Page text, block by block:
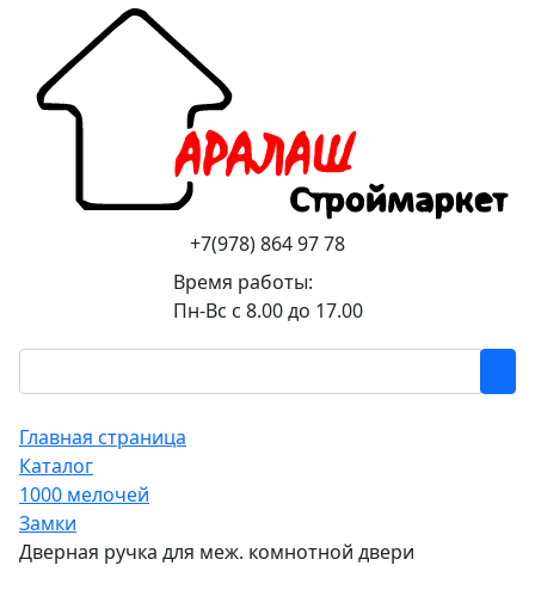
+7(978) 864 97 78
Время работы:
Пн-Вс с 8.00 до 17.00
Главная страница
Каталог
1000 мелочей
Замки
Дверная ручка для меж. комнотной двери